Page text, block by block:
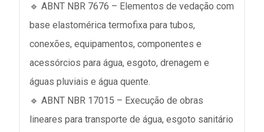
🔹 ABNT NBR 7676 – Elementos de vedação com
base elastomérica termofixa para tubos,
conexões, equipamentos, componentes e
acessórcios para água, esgoto, drenagem e
águas pluviais e água quente.
🔹 ABNT NBR 17015 – Execução de obras
lineares para transporte de água, esgoto sanitário